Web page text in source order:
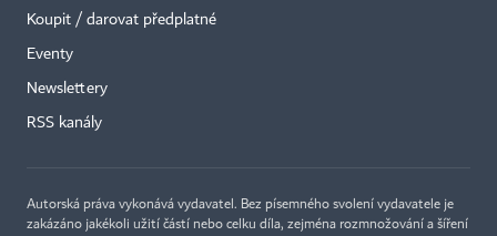
Koupit / darovat předplatné
Eventy
Newslettery
RSS kanály
Autorská práva vykonává vydavatel. Bez písemného svolení vydavatele je
zakázáno jakékoli užití částí nebo celku díla, zejména rozmnožování a šíření